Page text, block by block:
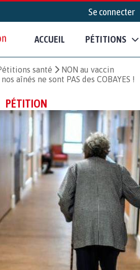
Se connecter
ACCUEIL PÉTITIONS
santé
NON au vaccin
aînés ne sont PAS des COBAYES !
PÉTITION